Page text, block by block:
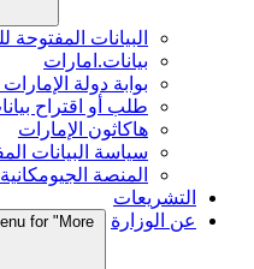
البيانات المفتوحة
بيانات.امارات
بوابة دولة
طلب أو اقتراح
هاكاثون الإمارات
سياسة البيانات
المنصة الجيومكانية
التشريعات
عن الوزارة
for "More"